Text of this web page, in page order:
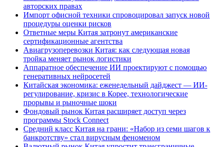
авторских правах
Импорт офисной техники спровоцировал запуск новой
процедуры оценки рисков
Ответные меры Китая затронут американские
сертификационные агентства
Авиагрузоперевозки Китая: как следующая новая
тройка меняет рынок логистики
Аппаратное обеспечение ИИ проектируют с помощью
генеративных нейросетей
Китайская экономика: еженедельный дайджест — ИИ-
регулирование, кризис в Корее, технологические
прорывы и рыночные шоки
Фондовый рынок Китая расширяет доступ через
программы Stock Connect
Средний класс Китая на грани: «Набор из семи шагов к
банкротству» стал вирусным феноменом